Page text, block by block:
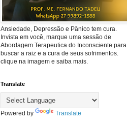
Ansiedade, Depressão e Pânico tem cura.
Invista em você, marque uma sessão de
Abordagem Terapeutica do Inconsciente para
buscar a raiz e a cura de seus sofrimentos.
clique na imagem e saiba mais.
Translate
Powered by Translate